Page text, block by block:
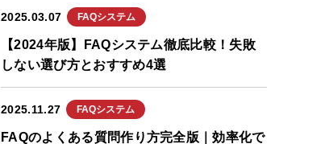
2025.03.07 FAQシステム
【2024年版】FAQシステム徹底比較！失敗
しない選び方とおすすめ4選
2025.11.27 FAQシステム
FAQのよくある質問作り方完全版｜効率化で